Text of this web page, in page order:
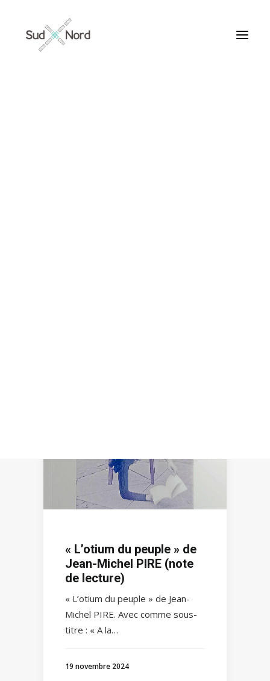
« L’otium du peuple » de
Jean-Michel PIRE (note
de lecture)
« L’otium du peuple » de Jean-
Michel PIRE. Avec comme sous-
titre : « A la…
19 novembre 2024